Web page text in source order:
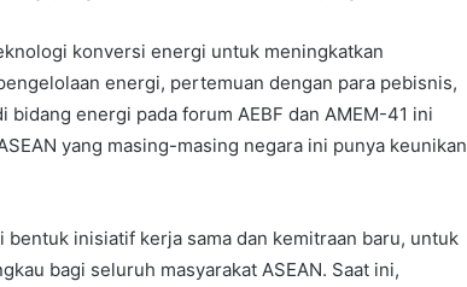
konversi energi untuk meningkatkan
energi, pertemuan dengan para pebisnis,
energi pada forum AEBF dan AMEM-41 ini
yang masing-masing negara ini punya keunikan
inisiatif kerja sama dan kemitraan baru, untuk
bagi seluruh masyarakat ASEAN. Saat ini,